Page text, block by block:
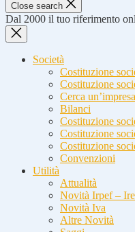
Close search
Dal 2000 il tuo riferimento
Società
Costituzione
Costituzione
Cerca un’impresa
Bilanci
Costituzione
Costituzione
Costituzione
Convenzioni
Utilità
Attualità
Novità Irpef –
Novità Iva
Altre Novità